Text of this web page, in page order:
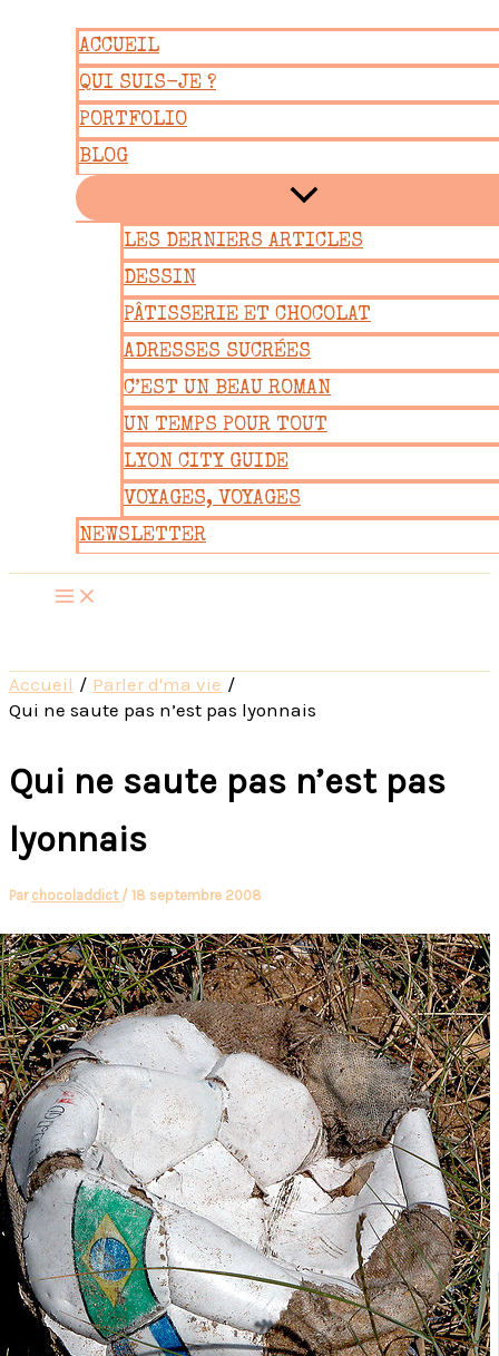
contenu
ACCUEIL
QUI SUIS-JE ?
PORTFOLIO
BLOG
LES DERNIERS ARTICLES
DESSIN
PÂTISSERIE ET CHOCOLAT
ADRESSES SUCRÉES
C’EST UN BEAU ROMAN
UN TEMPS POUR TOUT
LYON CITY GUIDE
VOYAGES, VOYAGES
NEWSLETTER
Accueil
Parler d'ma vie
Qui ne saute pas n’est pas lyonnais
Qui ne saute pas n’est pas
lyonnais
Par chocoladdict / 18 septembre 2008